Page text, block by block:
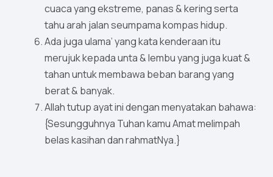
cuaca yang ekstreme, panas & kering serta
tahu arah jalan seumpama kompas hidup.
Ada juga ulama’ yang kata kenderaan itu
merujuk kepada unta & lembu yang juga kuat &
tahan untuk membawa beban barang yang
berat & banyak.
Allah tutup ayat ini dengan menyatakan bahawa:
{Sesungguhnya Tuhan kamu Amat melimpah
belas kasihan dan rahmatNya.}